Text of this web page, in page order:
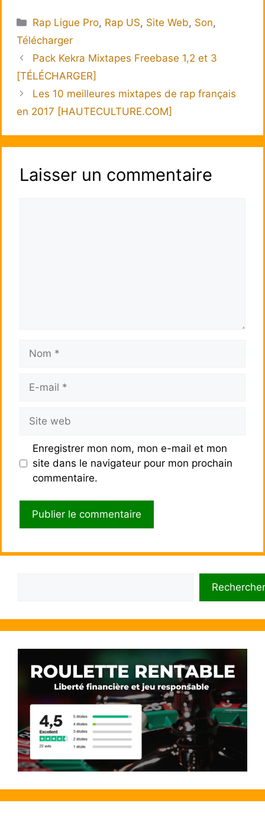
Catégories
Rap Ligue Pro, Rap US, Site Web, Son,
Télécharger
Pack Kekra Mixtapes Freebase 1,2 et 3
[TÉLÉCHARGER]
Les 10 meilleures mixtapes de rap français
en 2017 [HAUTECULTURE.COM]
Laisser un commentaire
mail
web
Enregistrer mon nom, mon e-mail et mon
site dans le navigateur pour mon prochain
commentaire.
Rechercher